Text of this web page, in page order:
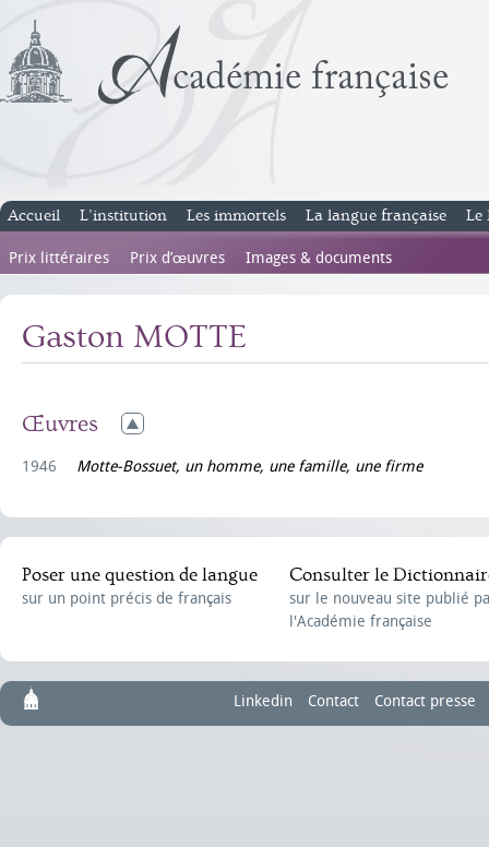
Accueil L’institution Les immortels La langue française Le
Prix littéraires Prix d’œuvres Images & documents
Gaston MOTTE
Œuvres
1946 Motte-Bossuet, un homme, une famille, une firme
Poser une question de langue
sur un point précis de français
Consulter le
sur le nouveau site publié
l'Académie française
Linkedin Contact Contact presse